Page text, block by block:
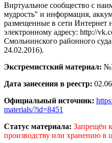
Виртуальное сообщество с
мудрость" и информация,
размещенные в сети Интернет
электронному адресу: http://
Смольнинского районного
24.02.2016).
Экстремистский материал:
Дата занесения в реестр:
Официальный источник:
materials/?id=8451
Статус материала: Запрещён
производству или хранению в